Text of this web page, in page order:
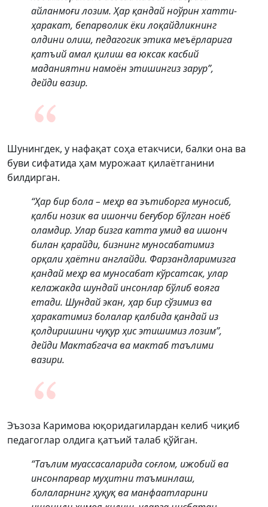
айланмоғи лозим. Ҳар қандай ноўрин хатти-
ҳаракат, бепарволик ёки лоқайдликнинг
олдини олиш, педагогик этика меъёрларига
қатъий амал қилиш ва юксак касбий
маданиятни намоён этишингиз зарур”,
дейди вазир.
Шунингдек, у нафақат соҳа етакчиси, балки она ва
буви сифатида ҳам мурожаат қилаётганини
билдирган.
“Ҳар бир бола – меҳр ва эътиборга муносиб,
қалби нозик ва ишончи беғубор бўлган ноёб
оламдир. Улар бизга катта умид ва ишонч
билан қарайди, бизнинг муносабатимиз
орқали ҳаётни англайди. Фарзандларимизга
қандай меҳр ва муносабат кўрсатсак, улар
келажакда шундай инсонлар бўлиб вояга
етади. Шундай экан, ҳар бир сўзимиз ва
ҳаракатимиз болалар қалбида қандай из
қолдиришини чуқур ҳис этишимиз лозим”,
дейди Мактабгача ва мактаб таълими
вазири.
Эъзоза Каримова юқоридагилардан келиб чиқиб
педагоглар олдига қатъий талаб қўйган.
“Таълим муассасаларида соғлом, ижобий ва
инсонпарвар муҳитни таъминлаш,
болаларнинг ҳуқуқ ва манфаатларини